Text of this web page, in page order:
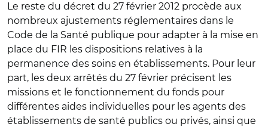
Le reste du décret du 27 février 2012 procède aux
nombreux ajustements réglementaires dans le
Code de la Santé publique pour adapter à la mise en
place du FIR les dispositions relatives à la
permanence des soins en établissements. Pour leur
part, les deux arrêtés du 27 février précisent les
missions et le fonctionnement du fonds pour
différentes aides individuelles pour les agents des
établissements de santé publics ou privés, ainsi que